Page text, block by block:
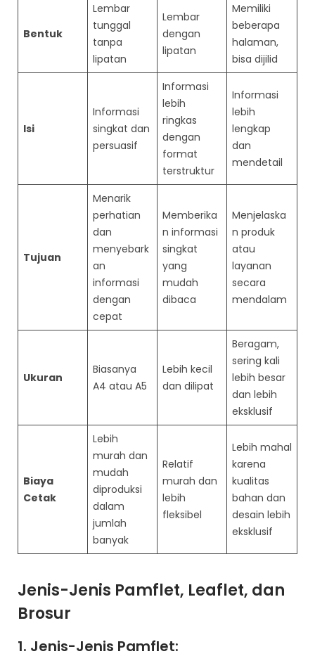
Bentuk
Lembar
tunggal
tanpa
lipatan
Lembar
dengan
lipatan
Memiliki
beberapa
halaman,
bisa dijilid
Isi
Informasi
singkat dan
persuasif
Informasi
lebih
ringkas
dengan
format
terstruktur
Informasi
lebih
lengkap
dan
mendetail
Tujuan
Menarik
perhatian
dan
menyebark
an
informasi
dengan
cepat
Memberika
n informasi
singkat
yang
mudah
dibaca
Menjelaska
n produk
atau
layanan
secara
mendalam
Ukuran
Biasanya
A4 atau A5
Lebih kecil
dan dilipat
Beragam,
sering kali
lebih besar
dan lebih
eksklusif
Biaya
Cetak
Lebih
murah dan
mudah
diproduksi
dalam
jumlah
banyak
Relatif
murah dan
lebih
fleksibel
Lebih mahal
karena
kualitas
bahan dan
desain lebih
eksklusif
Jenis-Jenis Pamflet, Leaflet, dan
Brosur
1. Jenis-Jenis Pamflet: